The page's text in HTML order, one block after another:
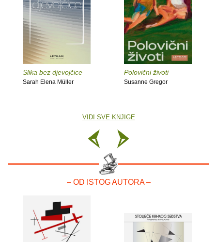
Slika bez djevojčice
Sarah Elena Müller
Polovični životi
Susanne Gregor
VIDI SVE KNJIGE
– OD ISTOG AUTORA –